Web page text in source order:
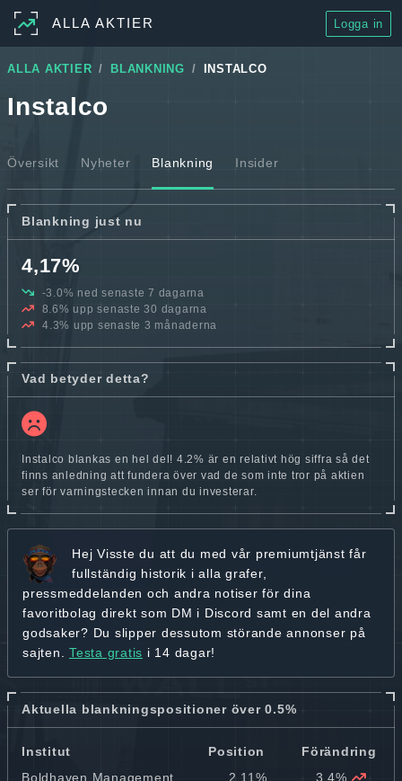
ALLA AKTIER Logga in
ALLA AKTIER BLANKNING INSTALCO
Instalco
Översikt Nyheter Blankning Insider
Blankning just nu
4,17%
-3.0% ned senaste 7 dagarna
8.6% upp senaste 30 dagarna
4.3% upp senaste 3 månaderna
Vad betyder detta?
Instalco blankas en hel del! 4.2% är en relativt hög siffra så det
finns anledning att fundera över vad de som inte tror på aktien
ser för varningstecken innan du investerar.
Hej Visste du att du med vår premiumtjänst får
fullständig historik i alla grafer,
pressmeddelanden och andra notiser för dina
favoritbolag direkt som DM i Discord samt en del andra
godsaker? Du slipper dessutom störande annonser på
sajten. Testa gratis i 14 dagar!
Aktuella blankningspositioner över 0.5%
Institut Position
Förändring
Boldhaven Management
2.11% 3.4%